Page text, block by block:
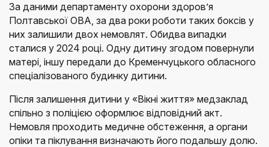
За даними департаменту охорони здоров’я
Полтавської ОВА, за два роки роботи таких боксів у
них залишили двох немовлят. Обидва випадки
сталися у 2024 році. Одну дитину згодом повернули
матері, іншу передали до Кременчуцького обласного
спеціалізованого будинку дитини.
Після залишення дитини у «Вікні життя» медзаклад
спільно з поліцією оформлює відповідний акт.
Немовля проходить медичне обстеження, а органи
опіки та піклування визначають його подальшу долю.